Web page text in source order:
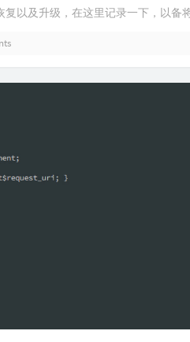
以及升级，在这里记录一下，以备